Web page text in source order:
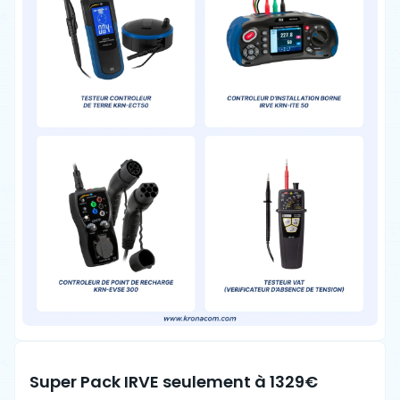
Super Pack IRVE seulement à 1329€